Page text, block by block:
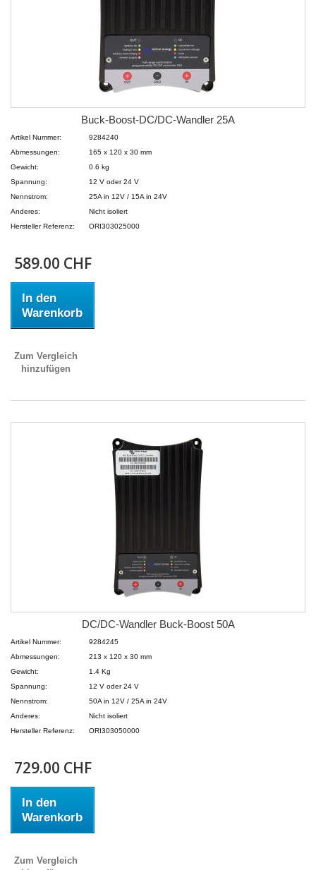
Buck-Boost-DC/DC-Wandler 25A
Artikel Nummer:
9284240
Abmessungen:
165 x 120 x 30 mm
Gewicht:
0.6 kg
Spannung:
12 V oder 24 V
Nennstrom:
25A in 12V / 15A in 24V
Anderes:
Nicht isoliert
Hersteller Referenz:
ORI303025000
589.00 CHF
In den
Warenkorb
Zum Vergleich
hinzufügen
DC/DC-Wandler Buck-Boost 50A
Artikel Nummer:
9284245
Abmessungen:
213 x 120 x 30 mm
Gewicht:
1.4 Kg
Spannung:
12 V oder 24 V
Nennstrom:
50A in 12V / 25A in 24V
Anderes:
Nicht isoliert
Hersteller Referenz:
ORI303050000
729.00 CHF
In den
Warenkorb
Zum Vergleich